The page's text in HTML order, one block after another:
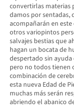
convertirlas materias
damos por sentadas,
acompañarán en
otros variopintos
salvajes bestias que
hagan un bocata de
despertado sin ayuda
pero no todos tienen
combinación de
esta nueva Edad de
muchas más serán
abriendo el abanico